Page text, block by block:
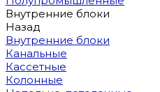
Внутренние блоки
Назад
Внутренние блоки
Канальные
Кассетные
Колонные